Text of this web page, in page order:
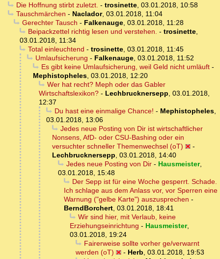
Die Hoffnung stirbt zuletzt. - trosinette, 03.01.2018, 10:58
Tauschmärchen - Naclador, 03.01.2018, 11:04
Gerechter Tausch - Falkenauge, 03.01.2018, 11:28
Beipackzettel richtig lesen und verstehen. - trosinette,
03.01.2018, 11:34
Total einleuchtend - trosinette, 03.01.2018, 11:45
Umlaufsicherung - Falkenauge, 03.01.2018, 11:52
Es gibt keine Umlaufsicherung, weil Geld nicht umläuft-
Mephistopheles, 03.01.2018, 12:20
Wer hat recht? Meph oder das Gabler
Wirtschaftslexikon? - Lechbrucknersepp, 03.01.2018,
12:37
Du hast eine einmalige Chance! - Mephistopheles,
03.01.2018, 13:06
Jedes neue Posting von Dir ist wirtschaftlicher
Nonsens, AfD- oder CSU-Bashing oder ein
versuchter schneller Themenwechsel (oT)
-
Lechbrucknersepp, 03.01.2018, 14:40
Jedes neue Posting von Dir- Hausmeister,
03.01.2018, 15:48
Der Sepp ist für eine Woche gesperrt. Schade.
Ich schlage aus dem Anlass vor, vor Sperren eine
Warnung ("gelbe Karte") auszusprechen -
BerndBorchert, 03.01.2018, 18:41
Wir sind hier, mit Verlaub, keine
Erziehungseinrichtung - Hausmeister,
03.01.2018, 19:24
Fairerweise sollte vorher ge/verwarnt
werden (oT)
- Herb, 03.01.2018, 19:53